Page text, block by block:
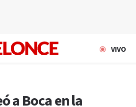
VIVO
a Boca en la